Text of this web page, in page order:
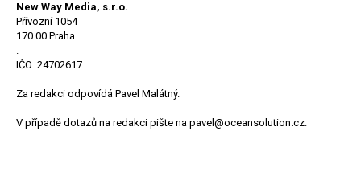
New Way Media, s.r.o.
Přívozní 1054
170 00 Praha
.
IČO: 24702617
Za redakci odpovídá Pavel Malátný.
V případě dotazů na redakci pište na pavel@oceansolution.cz.